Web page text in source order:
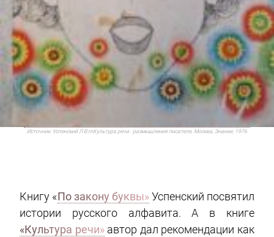
Источник: Успенский Л.В.rnКультура речи : размышления писателя, Москва, Знание, 1976
Книгу «По закону буквы»Успенский посвятил
истории русского алфавита. А в книге
«Культура речи»автор дал рекомендации как